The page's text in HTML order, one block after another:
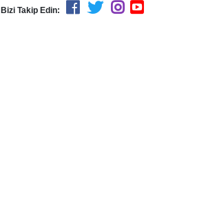
Bizi Takip Edin: